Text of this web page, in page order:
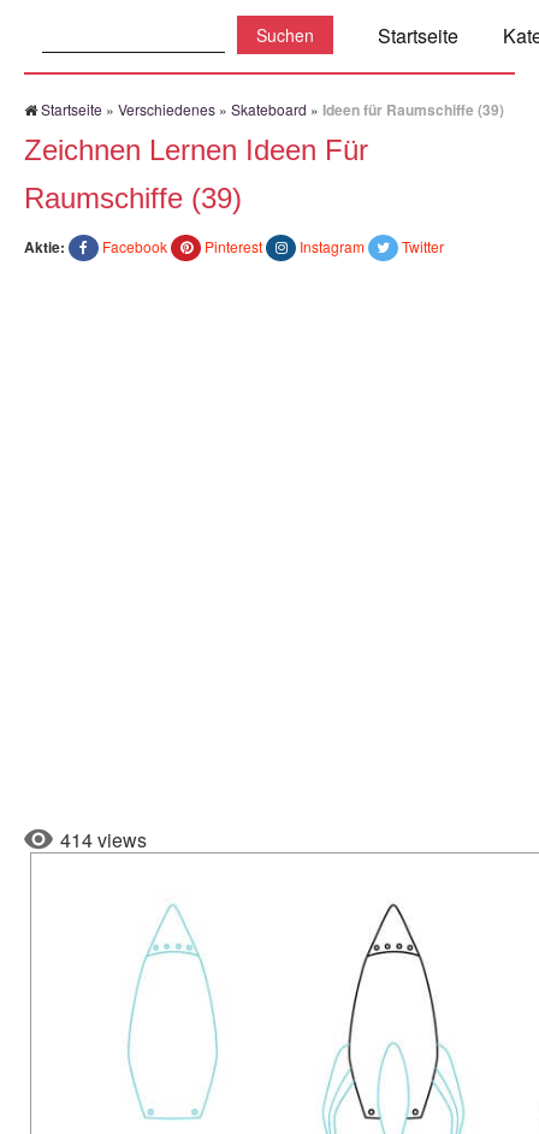
Startseite
Startseite » Verschiedenes » Skateboard » Ideen für Raumschiffe (39)
Zeichnen Lernen Ideen Für
Raumschiffe (39)
Aktie: Facebook Pinterest Instagram Twitter
414 views